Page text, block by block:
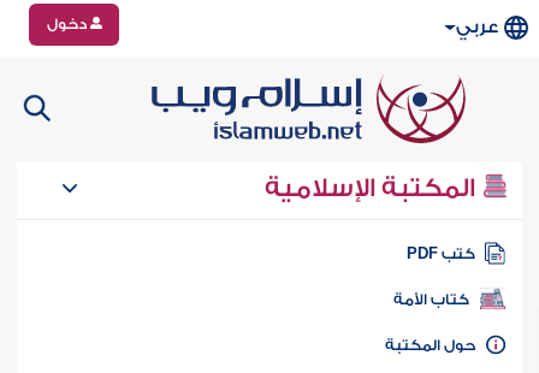
عربي دخول
المكتبة الإسلامية
كتب PDF
كتاب الأمة